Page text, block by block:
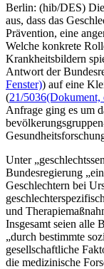
Berlin: (hib/DES)
aus, dass das
Prävention, eine
Welche konkrete
Krankheitsbildern
Antwort der
Fenster)) auf eine
(21/5036(Dokument,
Anfrage ging es um
Unter
Bundesregierung
Geschlechtern bei
und
Insgesamt seien alle
„durch bestimmte
gesellschaftliche
die medizinische